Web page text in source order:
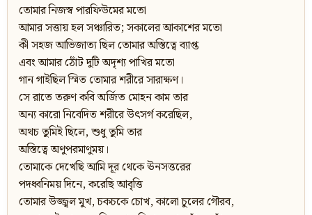
তোমার নিজস্ব পারফিউমের মতো
আমার সত্তায় হল সঞ্চারিত; সকালের আকাশের মতো
কী সহজ আভিজাত্য ছিল তোমার অস্তিত্বে ব্যাপ্ত
এবং আমার ঠোঁট দুটি অদৃশ্য পাখির মতো
গান গাইছিল স্মিত তোমার শরীরে সারাক্ষণ।
সে রাতে তরুণ কবি অর্জিত মোহন কাম তার
অন্য কারো নিবেদিত শরীরে উৎসর্গ করেছিল,
অথচ তুমিই ছিলে, শুধু তুমি তার
অস্তিত্বে অণুপরমাণুময়।
তোমাকে দেখেছি আমি দূর থেকে ঊনসত্তরের
পদধ্বনিময় দিনে, করেছি আবৃত্তি
তোমার উজ্জ্বল মুখ, চকচকে চোখ, কালো চুলের গৌরব,